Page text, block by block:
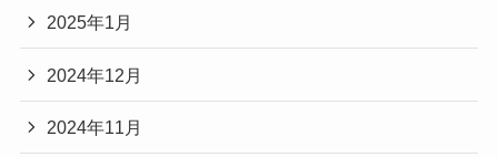
2025年1月
2024年12月
2024年11月